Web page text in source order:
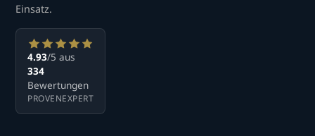
Einsatz.
4.93/5 aus
334
Bewertungen
PROVENEXPERT